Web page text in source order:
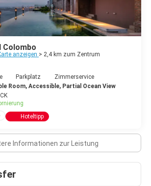
gelegene Rathaus, das 1946 nach dem
in Washington errichtet wurde.
Colombo
anzeigen > 2,4 km zum Zentrum
Parkplatz
Zimmerservice
Room, Accessible, Partial Ocean View
Hoteltipp
Informationen zur Leistung